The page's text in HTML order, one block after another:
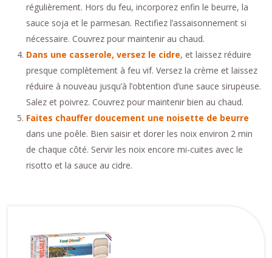
régulièrement. Hors du feu, incorporez enfin le beurre, la
sauce soja et le parmesan. Rectifiez l’assaisonnement si
nécessaire. Couvrez pour maintenir au chaud.
Dans une casserole, versez le cidre, et laissez réduire
presque complètement à feu vif. Versez la crème et laissez
réduire à nouveau jusqu’à l’obtention d’une sauce sirupeuse.
Salez et poivrez. Couvrez pour maintenir bien au chaud.
Faites chauffer doucement une noisette de beurre
dans une poêle. Bien saisir et dorer les noix environ 2 min
de chaque côté. Servir les noix encore mi-cuites avec le
risotto et la sauce au cidre.